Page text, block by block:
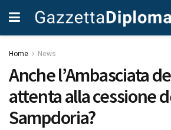
Home News
Anche l’Ambasciata
attenta alla cessione
Sampdoria?